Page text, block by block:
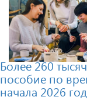
Более 260
пособие по
начала 2026